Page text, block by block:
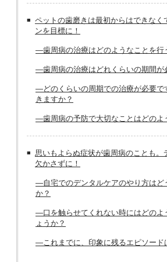
ペットの歯磨きは最初からはできなく
ンを目標に！
―歯周病の治療はどのようなことを行
―歯周病の治療はどれくらいの期間が
―どのくらいの周期での治療が必要で
きますか？
―歯周病の予防で大切なことはどのよ
思いもよらぬ症状が歯周病のことも。
欠かさずに！
―自宅でのデンタルケアのやり方はど
か？
―口を触らせてくれない時にはどのよ
ょうか？
―これまでに、印象に残るエピソード